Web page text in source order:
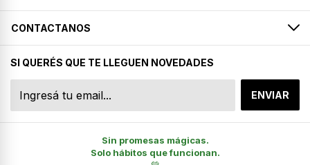
CONTACTANOS
SI QUERÉS QUE TE LLEGUEN NOVEDADES
Sin promesas mágicas.
Solo hábitos que funcionan.